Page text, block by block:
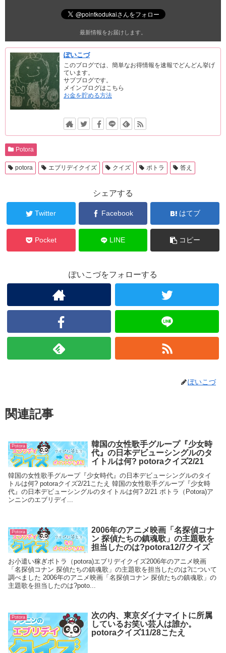
最新情報をお届けします。
ぽいこづ
このブログでは、簡単なお得情報を速報でどんどん挙げ
ています。
サブブログです。
メインブログはこちら
お金を貯める方法
Potora
potora エブリデイクイズ クイズ ポトラ 答え
シェアする
Twitter Facebook はてブ
Pocket LINE コピー
ぽいこづをフォローする
ぽいこづ
関連記事
Potora
韓国の女性歌手グループ『少女時
代』の日本デビューシングルのタ
イトルは何? potoraクイズ2/21
韓国の女性歌手グループ『少女時代』の日本デビューシングルのタイ
トルは何? potoraクイズ2/21こたえ 韓国の女性歌手グループ『少女時
代』の日本デビューシングルのタイトルは何? 2/21 ポトラ（Potora)ア
ンニンのエブリデイ...
Potora
2006年のアニメ映画「名探偵コナ
ン 探偵たちの鎮魂歌」の主題歌を
担当したのは?potora12/7クイズ
お小遣い稼ぎポトラ（potora)エブリデイクイズ2006年のアニメ映画
「名探偵コナン 探偵たちの鎮魂歌」の主題歌を担当したのは?について
調べました 2006年のアニメ映画「名探偵コナン 探偵たちの鎮魂歌」の
主題歌を担当したのは?poto...
Potora
次の内、東京ダイナマイトに所属
しているお笑い芸人は誰か。
potoraクイズ11/28こたえ